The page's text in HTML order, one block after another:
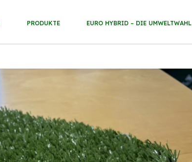
PRODUKTE EURO HYBRID – DIE UMWELTWAHL